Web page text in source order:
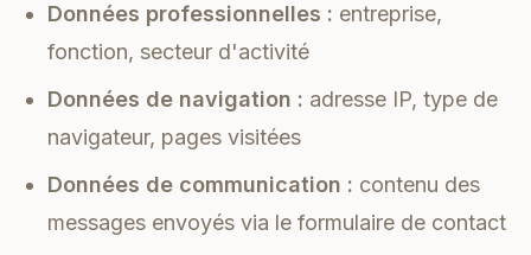
Données professionnelles : entreprise,
fonction, secteur d'activité
Données de navigation : adresse IP, type de
navigateur, pages visitées
Données de communication : contenu des
messages envoyés via le formulaire de contact